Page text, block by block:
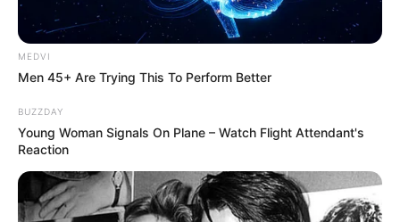
ความเชื่อที่ 6ห้ามให้ฤกษ์แต่งงาน ดังนี้
วันอาทิตย์ ห้าม ขึ้น / แรม 12 ค่ำ
วันจันทร์ ห้าม ขึ้น / แรม 11 ค่ำ
วันอังคาร ห้าม ขึ้น / แรม 7 ค่ำ
วันพุธ ห้าม ขึ้น /แรม 3 ค่ำ
MEDVI
Men 45+ Are Trying This To Perform Better
BUZZDAY
Young Woman Signals On Plane – Watch Flight Attendant's
Reaction